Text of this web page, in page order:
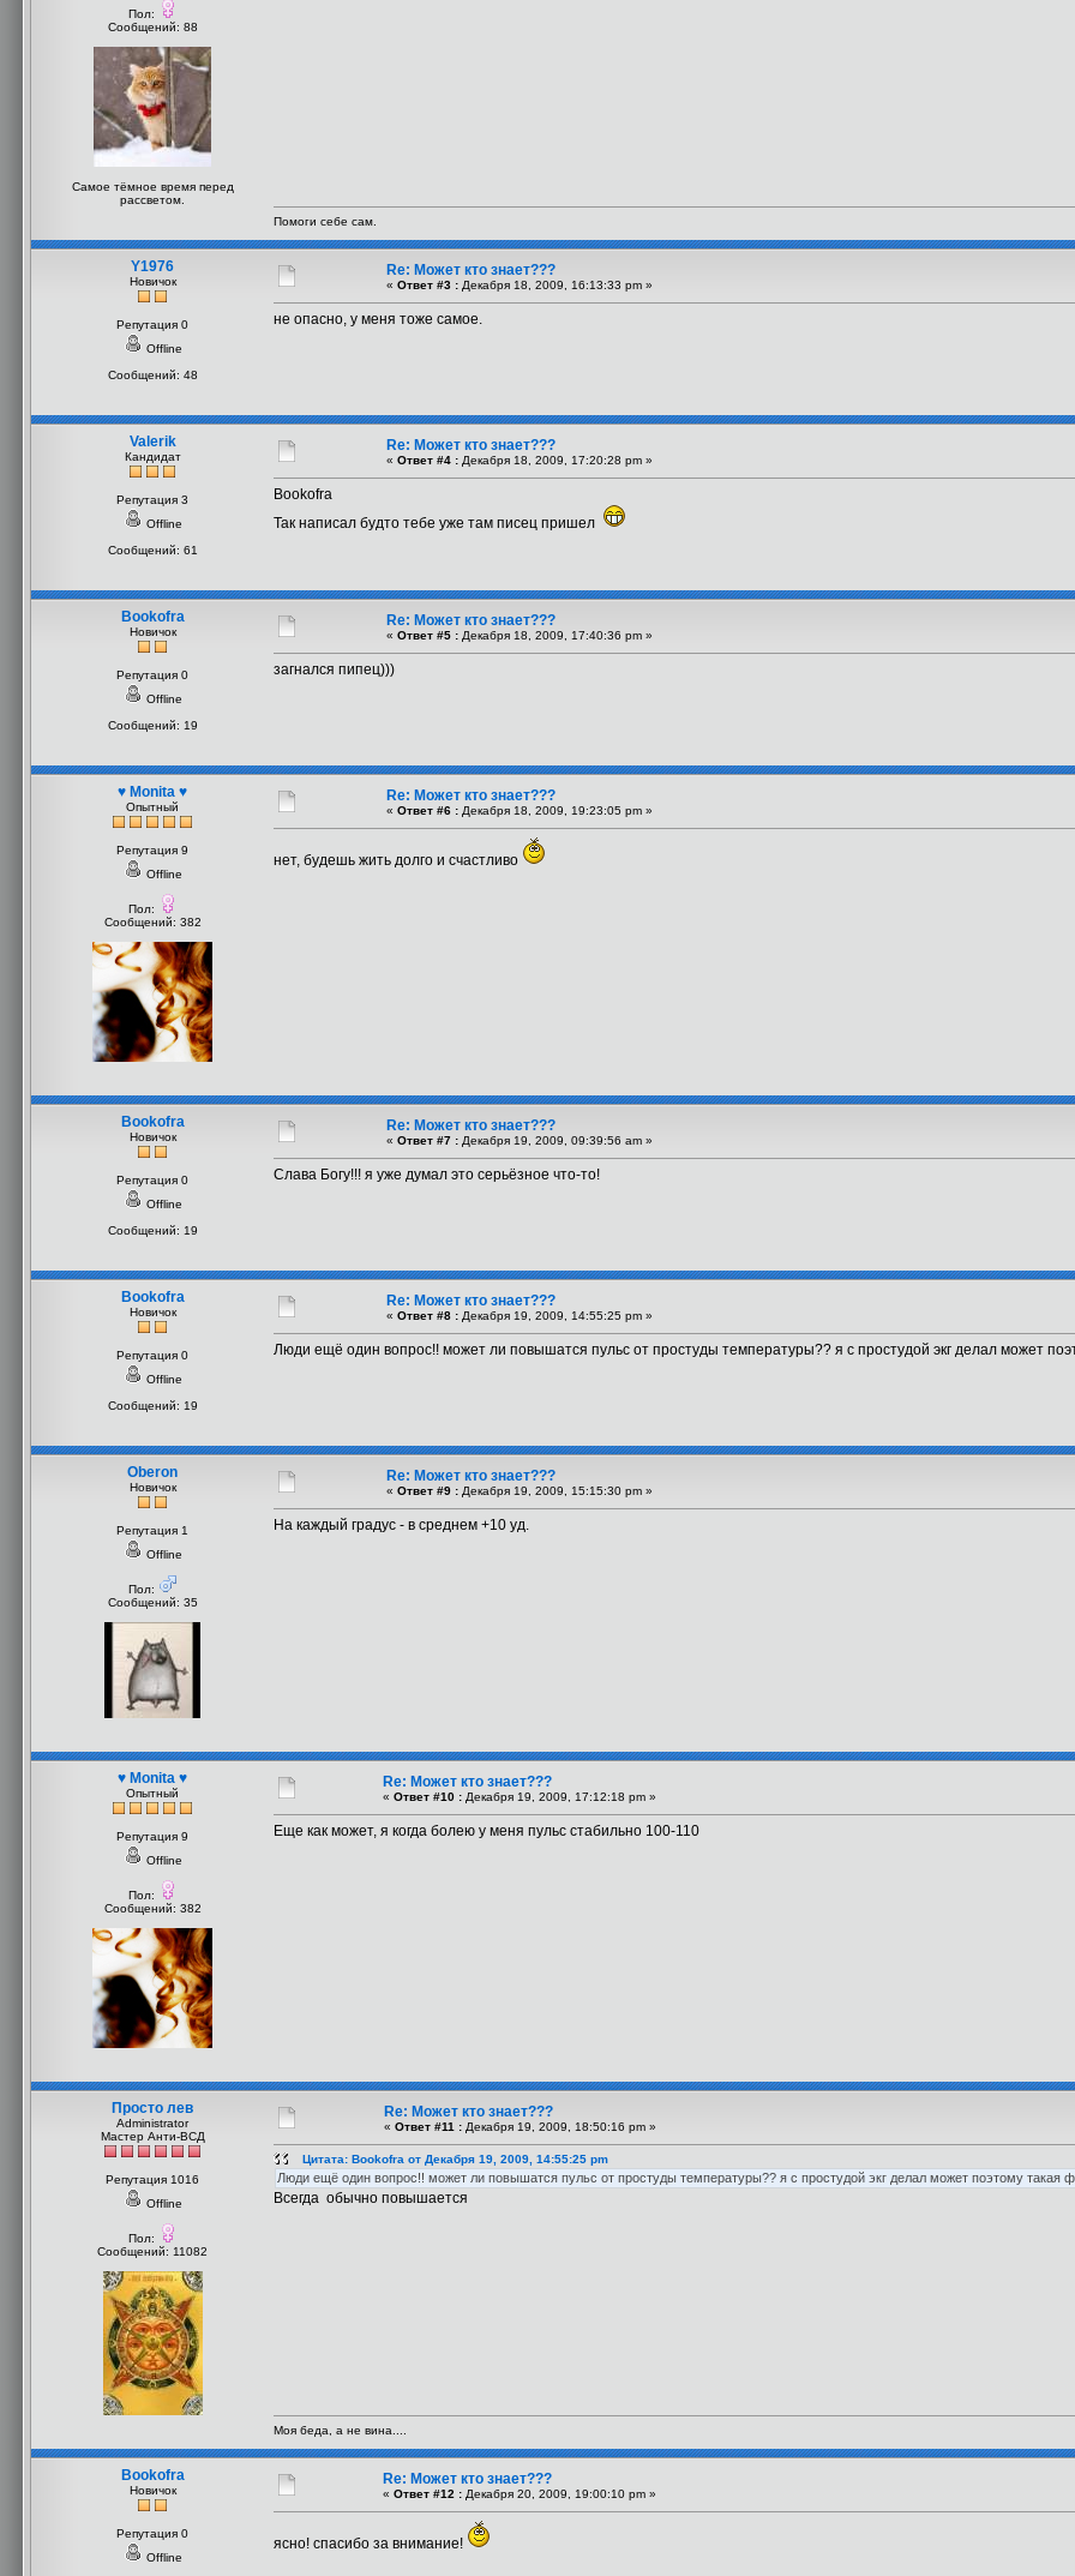
Пол:
Сообщений: 88
Самое тёмное время перед
рассветом.
Помоги себе сам.
Y1976
Новичок
Репутация 0
Offline
Сообщений: 48
Re: Может кто знает???
« Ответ #3 : Декабря 18, 2009, 16:13:33 pm »
не опасно, у меня тоже самое.
Valerik
Кандидат
Репутация 3
Offline
Сообщений: 61
Re: Может кто знает???
« Ответ #4 : Декабря 18, 2009, 17:20:28 pm »
Bookofra
Так написал будто тебе уже там писец пришел
Bookofra
Новичок
Репутация 0
Offline
Сообщений: 19
Re: Может кто знает???
« Ответ #5 : Декабря 18, 2009, 17:40:36 pm »
загнался пипец)))
♥ Monita ♥
Опытный
Репутация 9
Offline
Пол:
Сообщений: 382
Re: Может кто знает???
« Ответ #6 : Декабря 18, 2009, 19:23:05 pm »
нет, будешь жить долго и счастливо
Bookofra
Новичок
Репутация 0
Offline
Сообщений: 19
Re: Может кто знает???
« Ответ #7 : Декабря 19, 2009, 09:39:56 am »
Слава Богу!!! я уже думал это серьёзное что-то!
Bookofra
Новичок
Репутация 0
Offline
Сообщений: 19
Re: Может кто знает???
« Ответ #8 : Декабря 19, 2009, 14:55:25 pm »
Люди ещё один вопрос!! может ли повышатся пульс от простуды температуры?? я с простудой экг делал может
Oberon
Новичок
Репутация 1
Offline
Пол:
Сообщений: 35
Re: Может кто знает???
« Ответ #9 : Декабря 19, 2009, 15:15:30 pm »
На каждый градус - в среднем +10 уд.
♥ Monita ♥
Опытный
Репутация 9
Offline
Пол:
Сообщений: 382
Re: Может кто знает???
« Ответ #10 : Декабря 19, 2009, 17:12:18 pm »
Еще как может, я когда болею у меня пульс стабильно 100-110
Просто лев
Administrator
Мастер Анти-ВСД
Репутация 1016
Offline
Пол:
Сообщений: 11082
Re: Может кто знает???
« Ответ #11 : Декабря 19, 2009, 18:50:16 pm »
Цитата: Bookofra от Декабря 19, 2009, 14:55:25 pm
Люди ещё один вопрос!! может ли повышатся пульс от простуды температуры?? я с простудой экг делал может поэтому такая
Всегда обычно повышается
Моя беда, а не вина....
Bookofra
Новичок
Репутация 0
Offline
Re: Может кто знает???
« Ответ #12 : Декабря 20, 2009, 19:00:10 pm »
ясно! спасибо за внимание!